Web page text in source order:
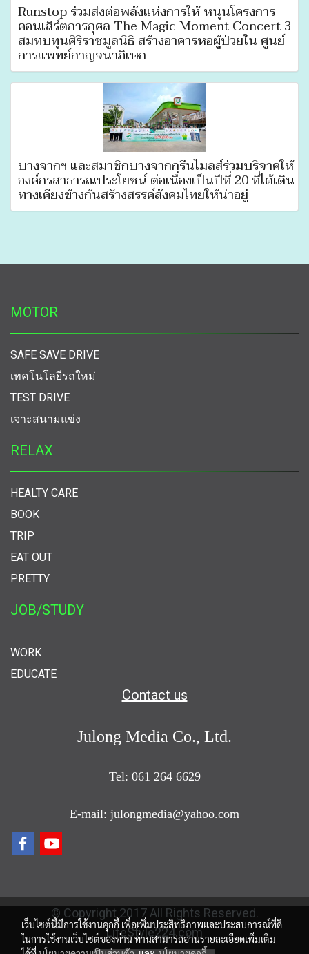
Runstop ร่วมส่งต่อพลังแห่งการให้ หนุนโครงการ
คอนเสิร์ตการกุศล The Magic Moment Concert 3
สมทบทุนศิริราชมูลนิธิ สร้างอาคารหอผู้ป่วยใน ศูนย์
การแพทย์กาญจนาภิเษก
บางจากฯ และสมาชิกบางจากกรีนไมลส์ร่วมบริจาคให้
องค์กรสาธารณประโยชน์ ต่อเนื่องเป็นปีที่ 20 ที่ได้เดิน
ทางเคียงข้างกันสร้างสรรค์สังคมไทยให้น่าอยู่
MOTOR
SAFE SAVE DRIVE
เทคโนโลยีรถใหม่
TEST DRIVE
เจาะสนามแข่ง
RELAX
HEALTY CARE
BOOK
TRIP
EAT OUT
PRETTY
JOB/STUDY
WORK
EDUCATE
Contact us
Julong Media Co., Ltd.
Tel: 061 264 6629
E-mail: julongmedia@yahoo.com
© Copyright 2017 All Rights Reserved.
LifeStyle224.com
เว็บไซต์นี้มีการใช้งานคุกกี้ เพื่อเพิ่มประสิทธิภาพและประสบการณ์ที่ดี
ในการใช้งานเว็บไซต์ของท่าน ท่านสามารถอ่านรายละเอียดเพิ่มเติม